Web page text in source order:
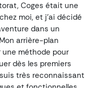
Coges était une
moi, et j’ai décidé
dans un
arrière-plan
une méthode pour
dès les premiers
très reconnaissant